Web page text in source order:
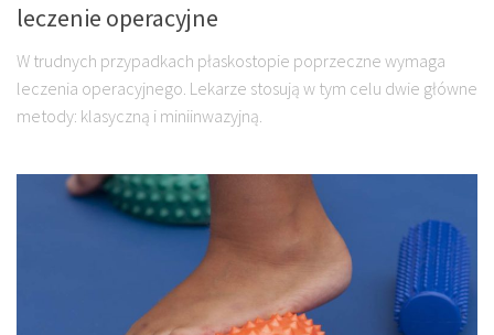
leczenie operacyjne
W trudnych przypadkach płaskostopie poprzeczne wymaga
leczenia operacyjnego. Lekarze stosują w tym celu dwie główne
metody: klasyczną i miniinwazyjną.